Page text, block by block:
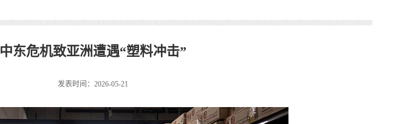
中东危机致亚洲遭遇“塑料冲击”
发表时间：2026-05-21